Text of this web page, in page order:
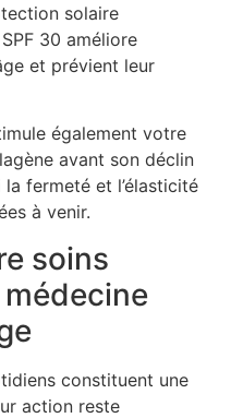
solaire
30 améliore
et prévient leur
également votre
avant son déclin
fermeté et l’élasticité
à venir.
soins
constituent une
action reste